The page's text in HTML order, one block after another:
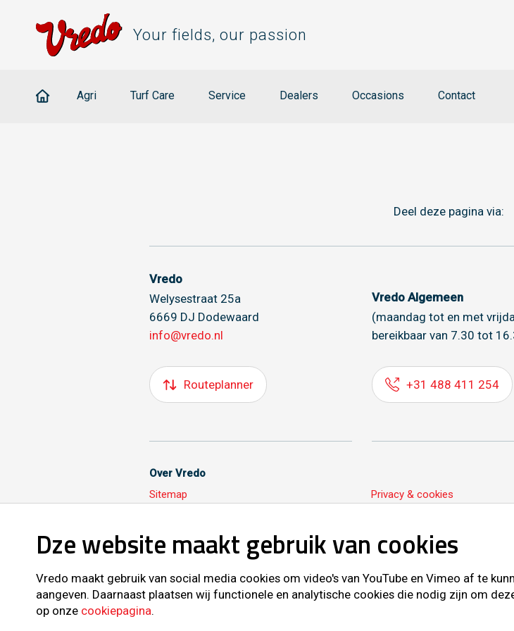
Your fields, our passion
Agri Turf Care Service Dealers Occasions Contact
Deel deze pagina via:
Vredo
Welysestraat 25a
6669 DJ Dodewaard
info@vredo.nl
Routeplanner
Vredo Algemeen
(maandag tot en met
bereikbaar van 7.30 tot
+31 488 411 254
Over Vredo
Sitemap
Privacy & cookies
Volg ons ook op
Dze website maakt gebruik van cookies
Vredo maakt gebruik van social media cookies om video's van YouTube en Vimeo af te
aangeven. Daarnaast plaatsen wij functionele en analytische cookies die nodig zijn om
op onze cookiepagina.